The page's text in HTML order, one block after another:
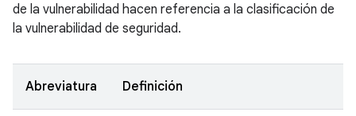
de la vulnerabilidad hacen referencia a la clasificación de
la vulnerabilidad de seguridad.
Abreviatura Definición